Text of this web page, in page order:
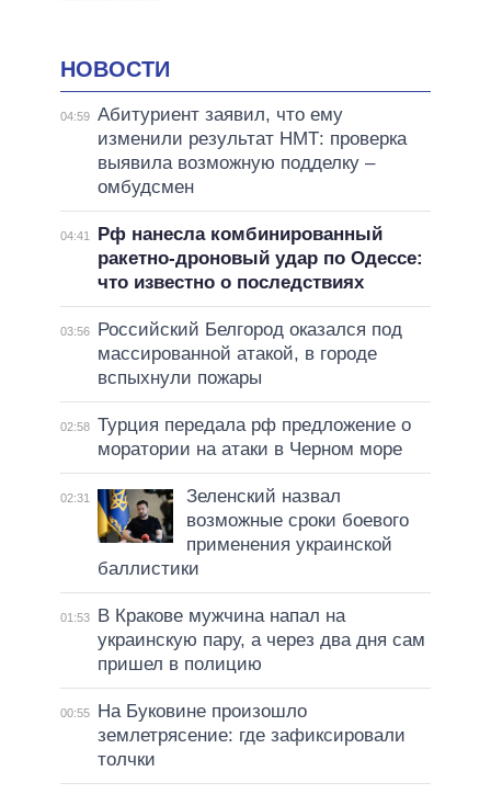
НОВОСТИ
04:59 Абитуриент заявил, что ему
изменили результат НМТ: проверка
выявила возможную подделку –
омбудсмен
04:41
Рф нанесла комбинированный
ракетно-дроновый удар по Одессе:
что известно о последствиях
03:56
Российский Белгород оказался под
массированной атакой, в городе
вспыхнули пожары
02:58 Турция передала рф предложение о
моратории на атаки в Черном море
02:31
Зеленский назвал
возможные сроки боевого
применения украинской
баллистики
01:53
В Кракове мужчина напал на
украинскую пару, а через два дня сам
пришел в полицию
00:55
На Буковине произошло
землетрясение: где зафиксировали
толчки